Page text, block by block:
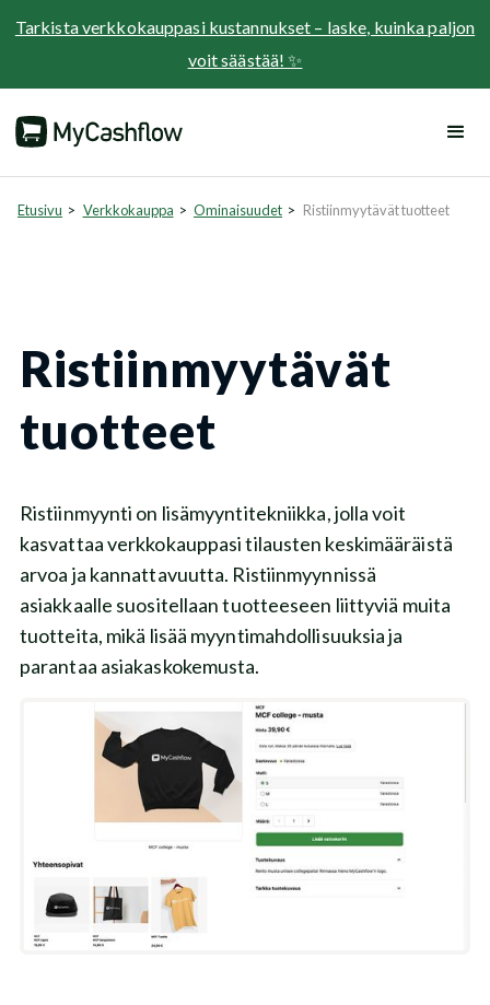
Tarkista verkkokauppasi kustannukset – laske, kuinka paljon
voit säästää! ✨
Etusivu > Verkkokauppa > Ominaisuudet > Ristiinmyytävät tuotteet
Ristiinmyytävät
tuotteet
Ristiinmyynti on lisämyyntitekniikka, jolla voit
kasvattaa verkkokauppasi tilausten keskimääräistä
arvoa ja kannattavuutta. Ristiinmyynnissä
asiakkaalle suositellaan tuotteeseen liittyviä muita
tuotteita, mikä lisää myyntimahdollisuuksia ja
parantaa asiakaskokemusta.